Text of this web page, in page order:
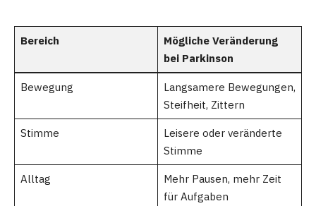
Bereich
Mögliche Veränderung
bei Parkinson
Bewegung
Langsamere Bewegungen,
Steifheit, Zittern
Stimme
Leisere oder veränderte
Stimme
Alltag
Mehr Pausen, mehr Zeit
für Aufgaben